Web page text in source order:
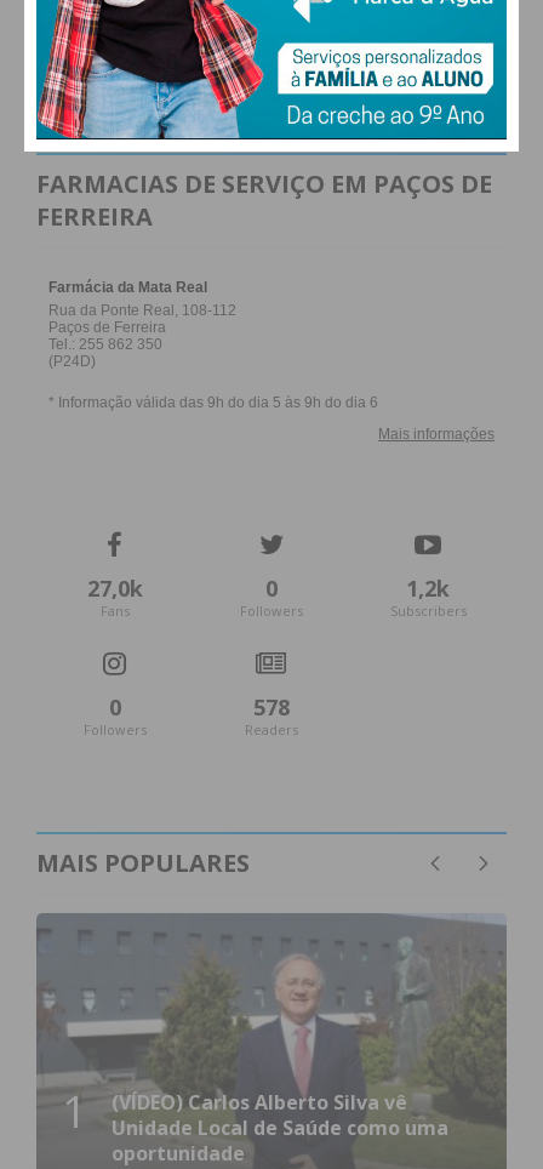
Humberto Brito Alexandre Costa
Paulo Ferreira Filomena Silva
Miguel Martins
Subscreva a newsletter do
Assine nossa newsletter por e-mail e
atualizada.
Eu li e concordo com os
termos e
condições
ALTERAR
FARMACIAS DE SERVIÇO EM PAÇOS DE
FERREIRA
27,0k
Fans
0
Followers
1,2k
Subscribers
0
Followers
578
Readers
MAIS POPULARES
1
(VÍDEO) Carlos Alberto Silva vê
Unidade Local de Saúde como uma
oportunidade